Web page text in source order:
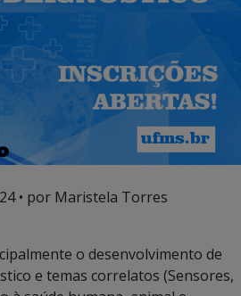
• por Maristela Torres
o desenvolvimento de
e temas correlatos (Sensores,